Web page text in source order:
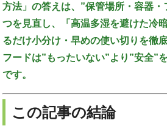
方法」の答えは、”保管場所・容器
つを見直し、「高温多湿を避けた冷
るだけ小分け・早めの使い切りを徹
フードは”もったいない”より”安全”
です。
この記事の結論